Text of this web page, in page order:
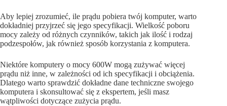
Aby lepiej zrozumieć, ile prądu pobiera twój komputer, warto
dokładniej przyjrzeć się jego specyfikacji. Wielkość poboru
mocy zależy od różnych czynników, takich jak ilość i rodzaj
podzespołów, jak również sposób korzystania z komputera.
Niektóre komputery o mocy 600W mogą zużywać więcej
prądu niż inne, w zależności od ich specyfikacji i obciążenia.
Dlatego warto sprawdzić dokładne dane techniczne swojego
komputera i skonsultować się z ekspertem, jeśli masz
wątpliwości dotyczące zużycia prądu.